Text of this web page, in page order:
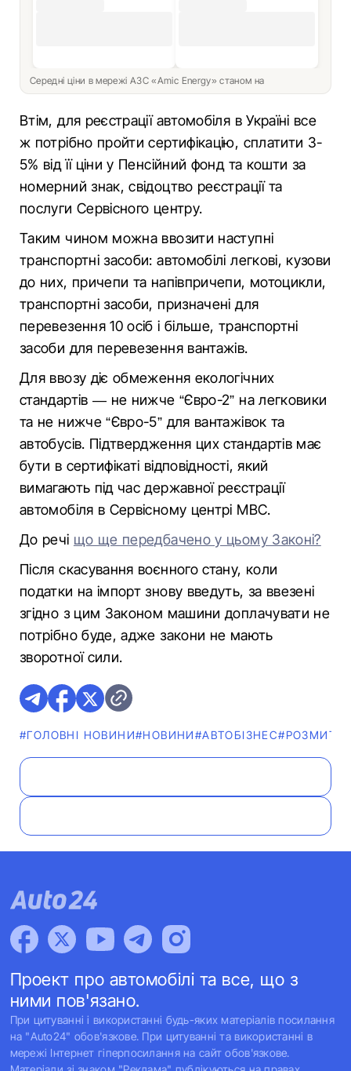
Середні ціни в мережі АЗС «Amic Energy» станом на
Втім, для реєстрації автомобіля в Україні все
ж потрібно пройти сертифікацію, сплатити 3-
5% від її ціни у Пенсійний фонд та кошти за
номерний знак, свідоцтво реєстрації та
послуги Сервісного центру.
Таким чином можна ввозити наступні
транспортні засоби: автомобілі легкові, кузови
до них, причепи та напівпричепи, мотоцикли,
транспортні засоби, призначені для
перевезення 10 осіб i більше, транспортні
засоби для перевезення вантажів.
Для ввозу діє обмеження екологічних
стандартів — не нижче “Євро-2” на легковики
та не нижче “Євро-5” для вантажівок та
автобусів. Підтвердження цих стандартів має
бути в сертифікаті відповідності, який
вимагають під час державної реєстрації
автомобіля в Сервісному центрі МВС.
До речі що ще передбачено у цьому Законі?
Після скасування воєнного стану, коли
податки на імпорт знову введуть, за ввезені
згідно з цим Законом машини доплачувати не
потрібно буде, адже закони не мають
зворотної сили.
#ГОЛОВНІ НОВИНИ#НОВИНИ#АВТОБІЗНЕС
Проект про автомобілі та все, що з
ними пов'язано.
При цитуванні і використанні будь-яких матеріалів посилання
на "Auto24" обов'язкове. При цитуванні та використанні в
мережі Інтернет гіперпосилання на сайт обов'язкове.